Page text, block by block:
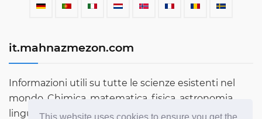
This website uses cookies to ensure you get the
it.mahnazmezon.com
Informazioni utili su tutte le scienze esistenti nel
mondo. Chimica, matematica, fisica, astronomia,
lingue, letteratura e molto altro. Scopri di più sul